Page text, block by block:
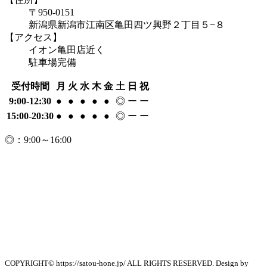
〒950-0151
新潟県新潟市江南区亀田四ツ興野２丁目５−８
【アクセス】
イオン亀田店近く
駐車場完備
受付時間 月 火 水 木 金 土 日 祝
9:00-12:30 ● ● ● ● ● ◎ ー ー
15:00-20:30 ● ● ● ● ● ◎ ー ー
◎：9:00～16:00
COPYRIGHT© https://satou-hone.jp/ ALL RIGHTS RESERVED. Design by